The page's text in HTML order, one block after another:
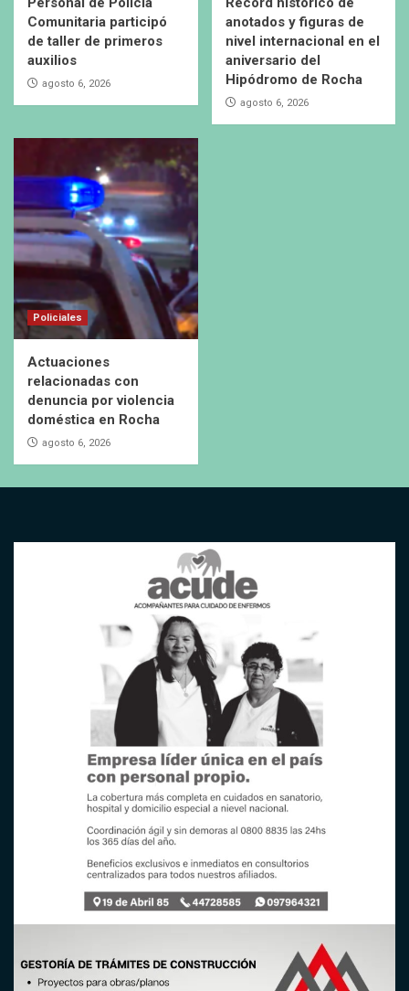
Comunitaria participó
de taller de primeros
auxilios
agosto 6, 2026
anotados y figuras de
nivel internacional en el
aniversario del
Hipódromo de Rocha
agosto 6, 2026
Policiales
Actuaciones
relacionadas con
denuncia por violencia
doméstica en Rocha
agosto 6, 2026